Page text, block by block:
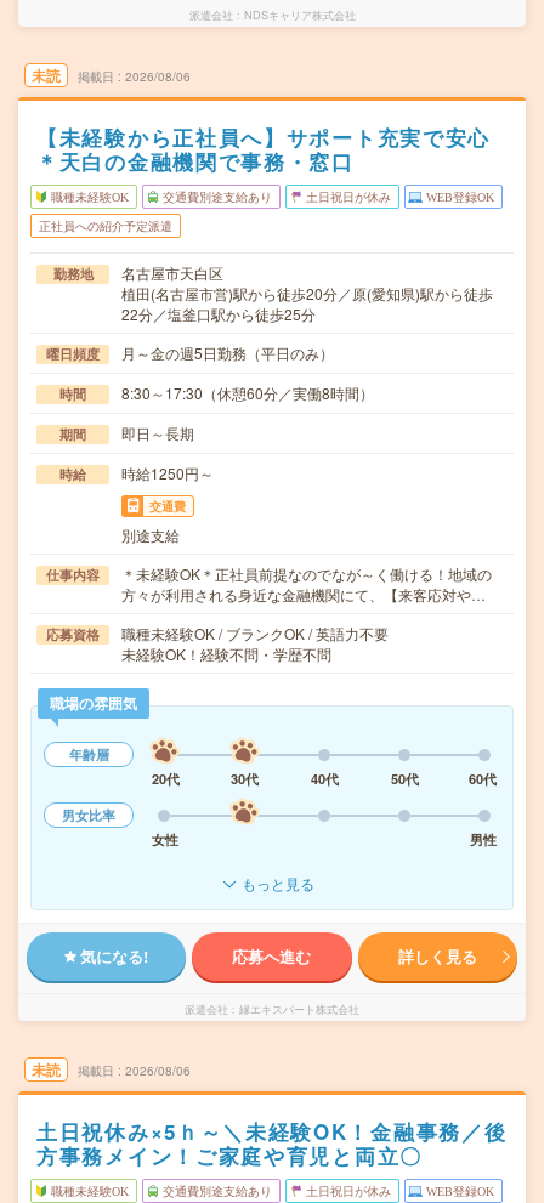
派遣会社 NDSキャリア株式会社
未読 掲載日 2026/08/06
【未経験から正社員へ】サポート充実で安心
＊天白の金融機関で事務・窓口
職種未経験OK 交通費別途支給あり 土日祝日が休み WEB登録OK
正社員への紹介予定派遣
勤務地
名古屋市天白区
植田(名古屋市営)駅から徒歩20分／原(愛知県)駅から徒歩
22分／塩釜口駅から徒歩25分
曜日頻度 月～金の週5日勤務（平日のみ）
時間 8:30～17:30（休憩60分／実働8時間）
期間 即日～長期
時給 時給1250円～
交通費
別途支給
仕事内容
＊未経験OK＊正社員前提なのでなが～く働ける！地域の
方々が利用される身近な金融機関にて、【来客応対や…
応募資格
職種未経験OK / ブランクOK / 英語力不要
未経験OK！経験不問・学歴不問
職場の雰囲気
年齢層
20代
30代 40代 50代
60代
男女比率
女性
男性
もっと見る
気になる! 応募へ進む 詳しく見る
派遣会社 縁エキスパート株式会社
未読 掲載日 2026/08/06
土日祝休み×5ｈ～＼未経験OK！金融事務／後
方事務メイン！ご家庭や育児と両立〇
職種未経験OK 交通費別途支給あり 土日祝日が休み WEB登録OK